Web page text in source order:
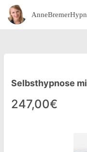
Selbsthypnose
247,00€